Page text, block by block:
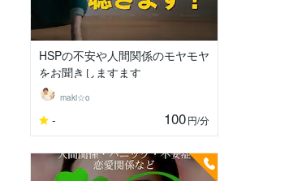
HSPの不安や人間関係のモヤモヤ
をお聞きしますます
maki☆o
- 100円/分